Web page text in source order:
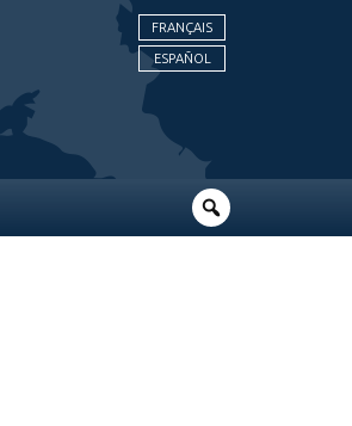
FRANÇAIS
ESPAÑOL